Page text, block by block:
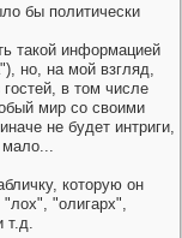
бы политически
такой информацией
но, на мой взгляд,
в том числе
мир со своими
не будет интриги,
которую он
"олигарх",
т.д.